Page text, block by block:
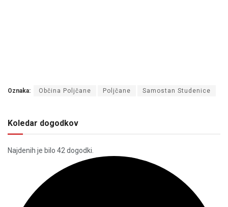
Oznaka: Občina Poljčane Poljčane Samostan Studenice
Koledar dogodkov
Najdenih je bilo 42 dogodki.